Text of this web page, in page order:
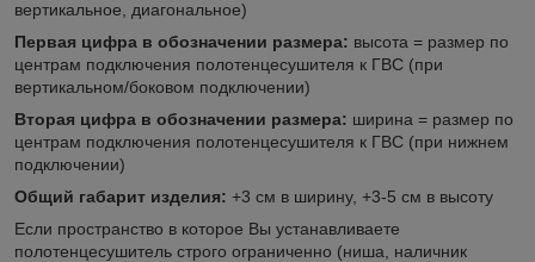
вертикальное, диагональное)
Первая цифра в обозначении размера: высота = размер по
центрам подключения полотенцесушителя к ГВС (при
вертикальном/боковом подключении)
Вторая цифра в обозначении размера: ширина = размер по
центрам подключения полотенцесушителя к ГВС (при нижнем
подключении)
Общий габарит изделия: +3 см в ширину, +3-5 см в высоту
Если пространство в которое Вы устанавливаете
полотенцесушитель строго ограниченно (ниша, наличник